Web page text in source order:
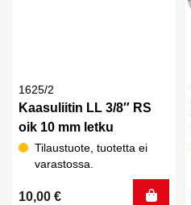
1625/2
Kaasuliitin LL 3/8″ RS
oik 10 mm letku
Tilaustuote, tuotetta ei
varastossa.
10,00 €